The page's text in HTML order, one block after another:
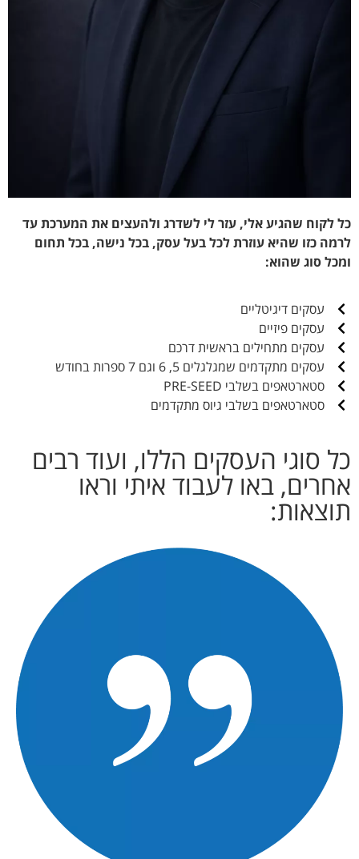
כל לקוח שהגיע אלי, עזר לי לשדרג ולהעצים את המערכת עד
לרמה כזו שהיא עוזרת לכל בעל עסק, בכל נישה, בכל תחום
ומכל סוג שהוא:
עסקים דיגיטליים
עסקים פיזיים
עסקים מתחילים בראשית דרכם
עסקים מתקדמים שמגלגלים 5, 6 וגם 7 ספרות בחודש
סטארטאפים בשלבי PRE-SEED
סטארטאפים בשלבי גיוס מתקדמים
כל סוגי העסקים הללו, ועוד רבים
אחרים, באו לעבוד איתי וראו
תוצאות: